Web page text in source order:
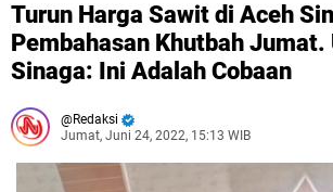
Turun Harga Sawit di Aceh
Pembahasan Khutbah Jumat.
Sinaga: Ini Adalah Cobaan
Redaksi
Jumat, Juni 24, 2022, 15:13 WIB